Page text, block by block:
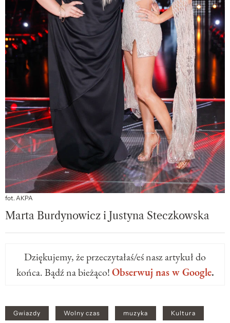
fot. AKPA
Marta Burdynowicz i Justyna Steczkowska
Dziękujemy, że przeczytałaś/eś nasz artykuł do
końca. Bądź na bieżąco!Obserwuj nas w Google.
Gwiazdy Wolny czas muzyka Kultura